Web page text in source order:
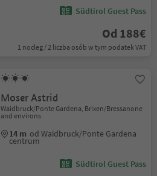
Südtirol Guest Pass
Od 188€
1 nocleg / 2 liczba osób w tym podatek VAT
Moser Astrid
Waidbruck/Ponte Gardena, Brixen/Bressanone
and environs
14 m od Waidbruck/Ponte Gardena
centrum
Südtirol Guest Pass